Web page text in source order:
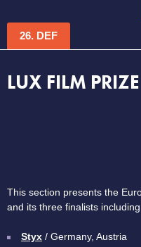
26. DEF
LUX FILM PRIZE
This section presents the
and its three finalists
Styx / Germany, Austria